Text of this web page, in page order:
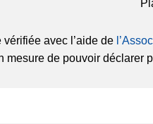
vérifiée avec l’aide de
mesure de pouvoir déclarer